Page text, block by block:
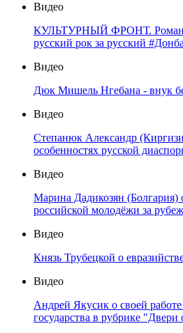
Видео
КУЛЬТУРНЫЙ ФРОНТ. Роман
русский рок за русский
Видео
Дюк Мишель Нгебана - внук
Видео
Степанюк Александр
особенностях русской
Видео
Марина Дадикозян (Болгария)
российской молодёжи за
Видео
Князь Трубецкой о
Видео
Андрей Якусик о своей
государства в рубрике